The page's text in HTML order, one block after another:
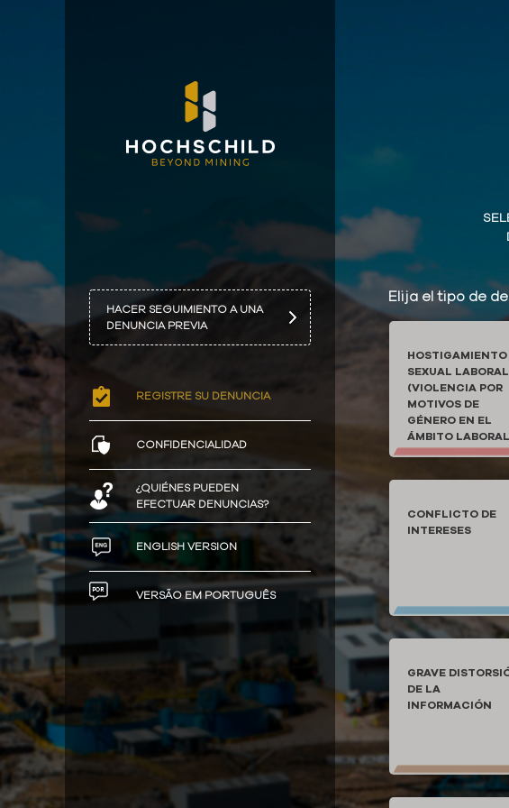
HACER SEGUIMIENTO A UNA
DENUNCIA PREVIA
BUSCAR DENUNCIA
REGISTRE SU DENUNCIA
CONFIDENCIALIDAD
¿QUIÉNES PUEDEN
EFECTUAR DENUNCIAS?
ENGLISH VERSION
VERSÃO EM PORTUGUÊS
Elija el tipo de
HOSTIGAMIENTO
SEXUAL LABORAL
(VIOLENCIA POR
MOTIVOS DE
GÉNERO EN EL
ÁMBITO
CONFLICTO DE
INTERESES
GRAVE
DE LA
INFORMACIÓN